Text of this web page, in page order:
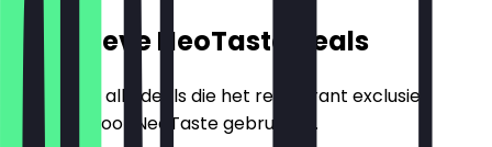
Exclusieve NeoTaste Deals
Hier vind je alle deals die het restaurant exclusief
aanbiedt voor NeoTaste gebruikers.